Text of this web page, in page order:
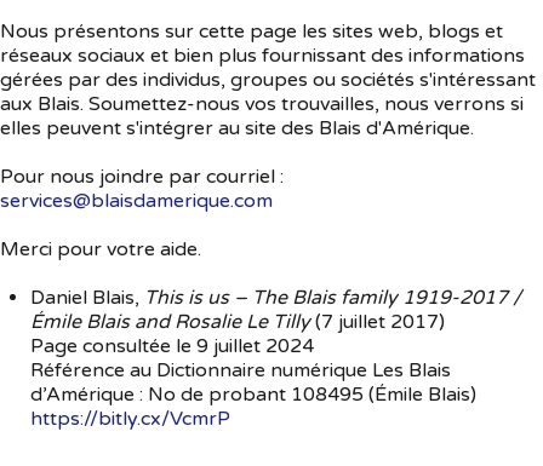
Membres▼
Généalogie▼
Souvenirs▼
▼
TNG
Nous présentons sur cette page les sites web, blogs et
réseaux sociaux et bien plus fournissant des informations
gérées par des individus, groupes ou sociétés s'intéressant
aux Blais. Soumettez-nous vos trouvailles, nous verrons si
elles peuvent s'intégrer au site des Blais d'Amérique.
Pour nous joindre par courriel :
services@blaisdamerique.com
Merci pour votre aide.
Daniel Blais, This is us – The Blais family 1919-2017 /
Émile Blais and Rosalie Le Tilly(7 juillet 2017)
Page consultée le 9 juillet 2024
Référence au Dictionnaire numérique Les Blais
d’Amérique : No de probant 108495 (Émile Blais)
https://bitly.cx/VcmrP